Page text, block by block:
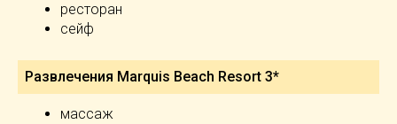
ресторан
сейф
Развлечения Marquis Beach Resort 3*
массаж